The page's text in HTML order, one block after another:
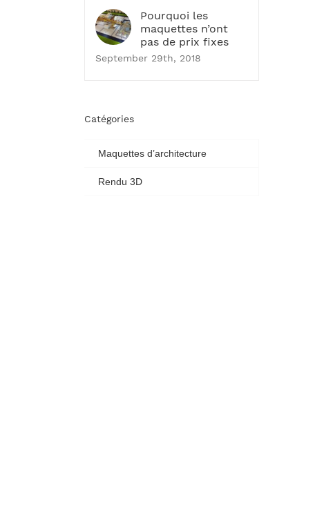
Pourquoi les
maquettes n’ont
pas de prix fixes
September 29th, 2018
Catégories
Maquettes d’architecture
Rendu 3D